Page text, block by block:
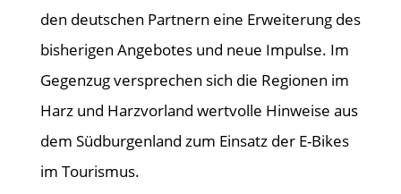
den deutschen Partnern eine Erweiterung des
bisherigen Angebotes und neue Impulse. Im
Gegenzug versprechen sich die Regionen im
Harz und Harzvorland wertvolle Hinweise aus
dem Südburgenland zum Einsatz der E-Bikes
im Tourismus.